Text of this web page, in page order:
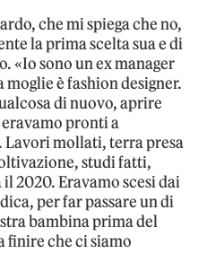
che mi spiega che no,
la prima scelta sua e di
«Io sono un ex manager
è fashion designer.
di nuovo, aprire
pronti a
mollati, terra presa
studi fatti,
2020. Eravamo scesi dai
per far passare un di
bambina prima del
finire che ci siamo